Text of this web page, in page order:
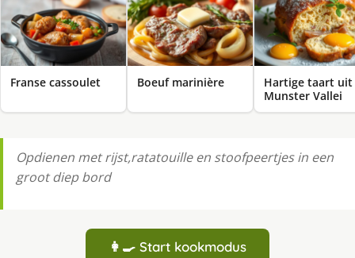
Franse cassoulet Boeuf marinière
Hartige taart uit
Munster Vallei
Opdienen met rijst,ratatouille en stoofpeertjes in een
groot diep bord
👩‍🍳 Start kookmodus